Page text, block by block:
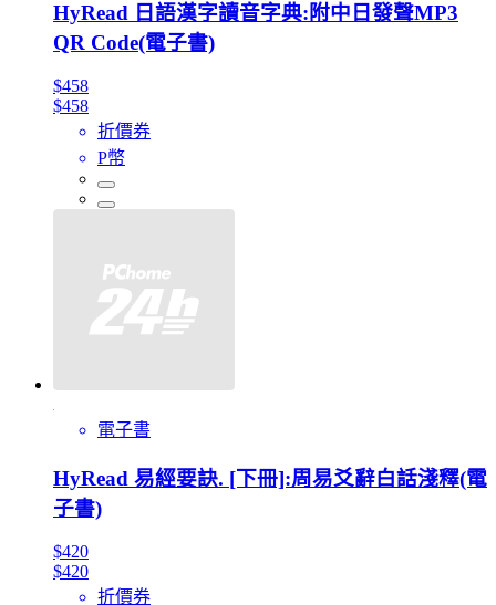
HyRead 日語漢字讀音字典:附中日發聲MP3
QR Code(電子書)
$458
$458
折價券
P幣
電子書
HyRead 易經要訣. [下冊]:周易爻辭白話淺釋(電
子書)
$420
$420
折價券